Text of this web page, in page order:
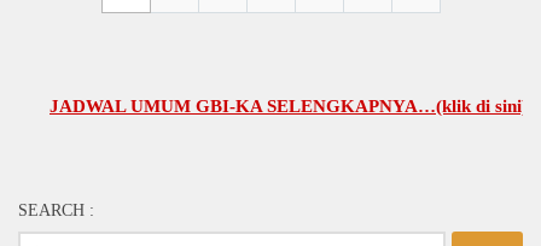
JADWAL UMUM GBI-KA SELENGKAPNYA…(klik di sini)
SEARCH :